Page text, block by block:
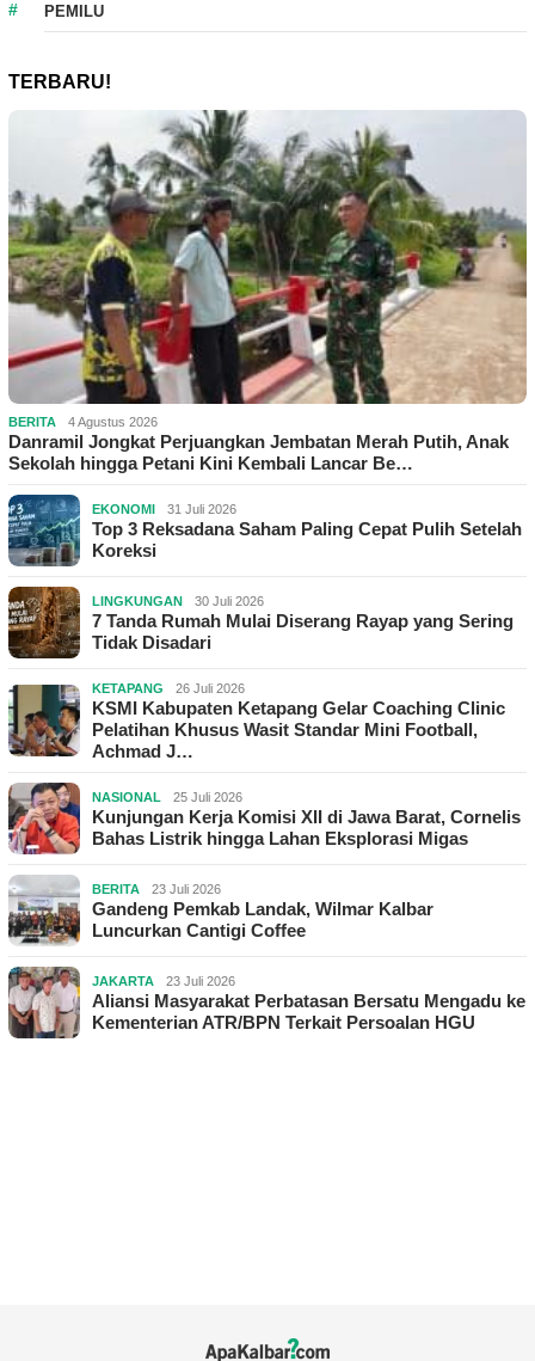
PEMILU
TERBARU!
BERITA 4 Agustus 2026
Danramil Jongkat Perjuangkan Jembatan Merah Putih, Anak
Sekolah hingga Petani Kini Kembali Lancar Be…
EKONOMI 31 Juli 2026
Top 3 Reksadana Saham Paling Cepat Pulih Setelah
Koreksi
LINGKUNGAN 30 Juli 2026
7 Tanda Rumah Mulai Diserang Rayap yang Sering
Tidak Disadari
KETAPANG 26 Juli 2026
KSMI Kabupaten Ketapang Gelar Coaching Clinic
Pelatihan Khusus Wasit Standar Mini Football,
Achmad J…
NASIONAL 25 Juli 2026
Kunjungan Kerja Komisi XII di Jawa Barat, Cornelis
Bahas Listrik hingga Lahan Eksplorasi Migas
BERITA 23 Juli 2026
Gandeng Pemkab Landak, Wilmar Kalbar
Luncurkan Cantigi Coffee
JAKARTA 23 Juli 2026
Aliansi Masyarakat Perbatasan Bersatu Mengadu ke
Kementerian ATR/BPN Terkait Persoalan HGU